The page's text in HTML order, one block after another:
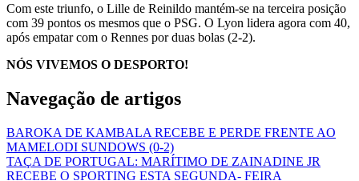
Com este triunfo, o Lille de Reinildo mantém-se na terceira posição
com 39 pontos os mesmos que o PSG. O Lyon lidera agora com 40,
após empatar com o Rennes por duas bolas (2-2).
NÓS VIVEMOS O DESPORTO!
Navegação de artigos
BAROKA DE KAMBALA RECEBE E PERDE FRENTE AO
MAMELODI SUNDOWS (0-2)
TAÇA DE PORTUGAL: MARÍTIMO DE ZAINADINE JR
RECEBE O SPORTING ESTA SEGUNDA- FEIRA